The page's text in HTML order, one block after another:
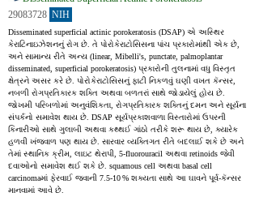
29083728 NIH
Disseminated superficial actinic porokeratosis (DSAP) એ અસ્થિર
કેરાટિનાઇઝેશનનું રોગ છે. તે પોરોકેરાટોસિસના પાંચ પ્રકારોમાંથી એક છે,
અને સામાન્ય રીતે અન્ય (linear, Mibelli's, punctate, palmoplantar
disseminated, superficial porokeratosis) પ્રકારોની તુલનામાં વધુ વિસ્તૃત
ક્ષેત્રને અસર કરે છે. પોરોકેરાટોસિસનું ફાટી નિકળવું ઘણી વખત કૅન્સર,
નબળી રોગપ્રતિકારક શક્તિ અથવા બળતરાં સાથે જોડાયેલું હોય છે.
જોખમી પરિબળોમાં અનુવંશિકતા, રોગપ્રતિકારક શક્તિનું દમન અને સૂર્યના
સંપર્કનો સમાવેશ થાય છે. DSAP સૂર્યપ્રકાશવાળા વિસ્તારોમાં ઉપરની
કિનારીઓ સાથે ગુલાબી અથવા કથ્થઈ ગાંઠો તરીકે શરૂ થાય છે, ક્યારેક
હળવી ખંજવાળ પણ થાય છે. સારવાર વ્યક્તિગત રીતે બદલાઈ શકે છે અને
તેમાં સ્થાનિક ક્રીમ, લાઇટ થેરાપી, 5-fluorouracil અથવા retinoids જેવી
દવાઓનો સમાવેશ થઈ શકે છે. squamous cell અથવા basal cell
carcinomaમાં ફેરવાઈ જવાની 7.5‑10 % શક્યતા સાથે આ ઘાવને પૂર્વ‑કૅન્સર
માનવામાં આવે છે.